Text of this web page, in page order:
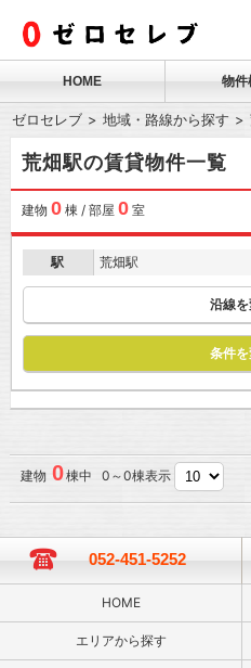
HOME 物件
ゼロセレブ 地域・路線から探す
荒畑駅の賃貸物件一覧
建物 0棟 / 部屋 0室
駅 荒畑駅
沿線
条件
建物 0棟中 0～0棟表示
052-451-5252
HOME
エリアから探す